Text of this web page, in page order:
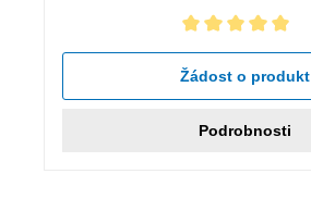
Průměrné hodnocení 5 z 5 hvězd
Žádost o produkt
Podrobnosti